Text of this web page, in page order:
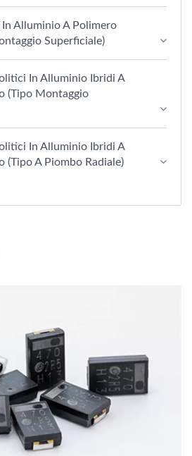
Alluminio A Polimero
Superficiale)
In Alluminio Ibridi A
(tipo Montaggio
In Alluminio Ibridi A
(Tipo A Piombo Radiale)